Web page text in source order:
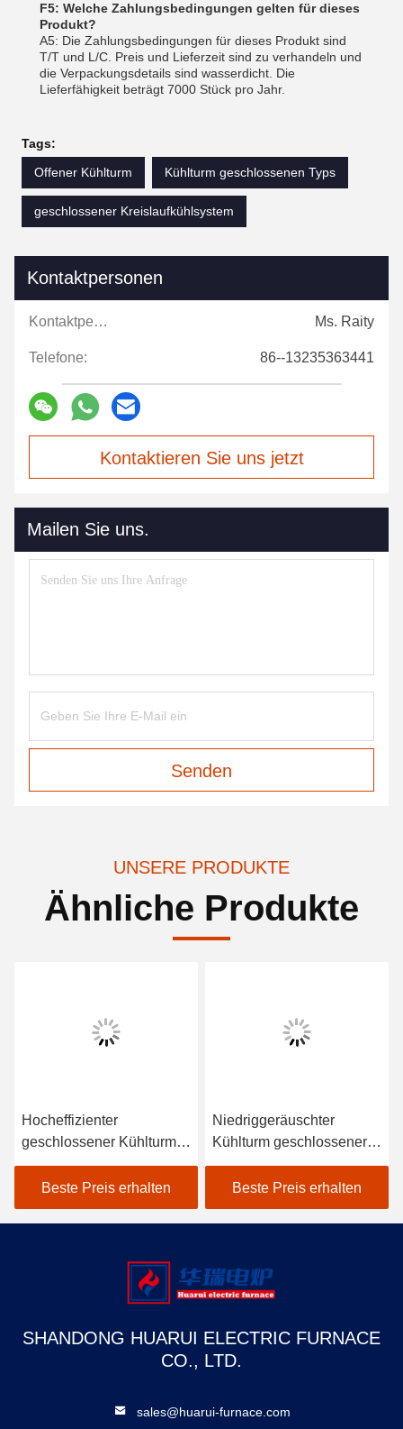
F5: Welche Zahlungsbedingungen gelten für dieses
Produkt?
A5: Die Zahlungsbedingungen für dieses Produkt sind
T/T und L/C. Preis und Lieferzeit sind zu verhandeln und
die Verpackungsdetails sind wasserdicht. Die
Lieferfähigkeit beträgt 7000 Stück pro Jahr.
Tags:
Offener Kühlturm
Kühlturm geschlossenen Typs
geschlossener Kreislaufkühlsystem
Kontaktpersonen
Kontaktpersonen: Ms. Raity
Telefone: 86--13235363441
Kontaktieren Sie uns jetzt
Mailen Sie uns.
Senden
UNSERE PRODUKTE
Ähnliche Produkte
Hocheffizienter
geschlossener Kühlturm
mit mittlerer Frequenz
Beste Preis erhalten
Niedriggeräuschter
Kühlturm geschlossener
Typ Niedriger
Wasserverbrauch für
Induktionsöfen
Beste Preis erhalten
SHANDONG HUARUI ELECTRIC FURNACE
CO., LTD.
sales@huarui-furnace.com